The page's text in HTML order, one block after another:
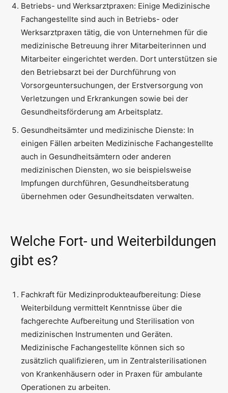
Betriebs- und Werksarztpraxen: Einige Medizinische
Fachangestellte sind auch in Betriebs- oder
Werksarztpraxen tätig, die von Unternehmen für die
medizinische Betreuung ihrer Mitarbeiterinnen und
Mitarbeiter eingerichtet werden. Dort unterstützen sie
den Betriebsarzt bei der Durchführung von
Vorsorgeuntersuchungen, der Erstversorgung von
Verletzungen und Erkrankungen sowie bei der
Gesundheitsförderung am Arbeitsplatz.
Gesundheitsämter und medizinische Dienste: In
einigen Fällen arbeiten Medizinische Fachangestellte
auch in Gesundheitsämtern oder anderen
medizinischen Diensten, wo sie beispielsweise
Impfungen durchführen, Gesundheitsberatung
übernehmen oder Gesundheitsdaten verwalten.
Welche Fort- und Weiterbildungen
gibt es?
Fachkraft für Medizinprodukteaufbereitung: Diese
Weiterbildung vermittelt Kenntnisse über die
fachgerechte Aufbereitung und Sterilisation von
medizinischen Instrumenten und Geräten.
Medizinische Fachangestellte können sich so
zusätzlich qualifizieren, um in Zentralsterilisationen
von Krankenhäusern oder in Praxen für ambulante
Operationen zu arbeiten.